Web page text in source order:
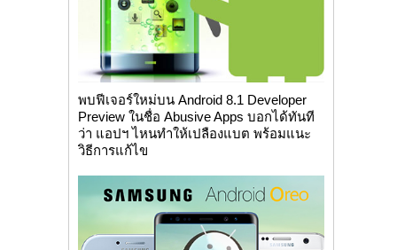
พบฟีเจอร์ใหม่บน Android 8.1 Developer
Preview ในชื่อ Abusive Apps บอกได้ทันที
ว่า แอปฯ ไหนทำให้เปลืองแบต พร้อมแนะ
วิธีการแก้ไข